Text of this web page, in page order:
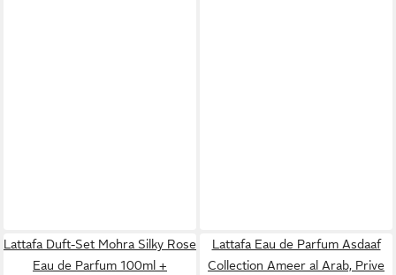
Lattafa Duft-Set Mohra Silky Rose
Eau de Parfum 100ml +
Lattafa Eau de Parfum Asdaaf
Collection Ameer al Arab, Prive